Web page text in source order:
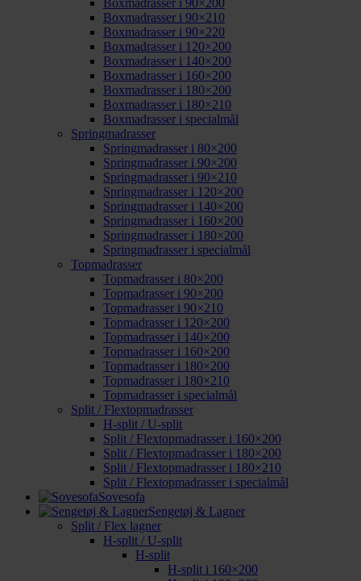
Boxmadrasser i 90×200
Boxmadrasser i 90×210
Boxmadrasser i 90×220
Boxmadrasser i 120×200
Boxmadrasser i 140×200
Boxmadrasser i 160×200
Boxmadrasser i 180×200
Boxmadrasser i 180×210
Boxmadrasser i specialmål
Springmadrasser
Springmadrasser i 80×200
Springmadrasser i 90×200
Springmadrasser i 90×210
Springmadrasser i 120×200
Springmadrasser i 140×200
Springmadrasser i 160×200
Springmadrasser i 180×200
Springmadrasser i specialmål
Topmadrasser
Topmadrasser i 80×200
Topmadrasser i 90×200
Topmadrasser i 90×210
Topmadrasser i 120×200
Topmadrasser i 140×200
Topmadrasser i 160×200
Topmadrasser i 180×200
Topmadrasser i 180×210
Topmadrasser i specialmål
Split / Flextopmadrasser
H-split / U-split
Split / Flextopmadrasser i 160×200
Split / Flextopmadrasser i 180×200
Split / Flextopmadrasser i 180×210
Split / Flextopmadrasser i specialmål
Sovesofa
Sengetøj & Lagner
Split / Flex lagner
H-split / U-split
H-split
H-split i 160×200